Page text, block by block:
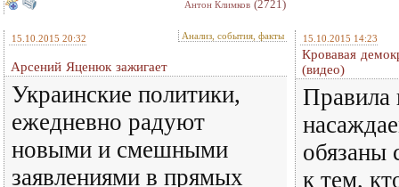
Антон Климков (2721)
15.10.2015 20:32 Анализ, события, факты
Арсений Яценюк зажигает
Украинские политики,
ежедневно радуют
новыми и смешными
заявлениями в прямых
15.10.2015 14:23
Кровавая
(видео)
Правила
обязаны
к тем,